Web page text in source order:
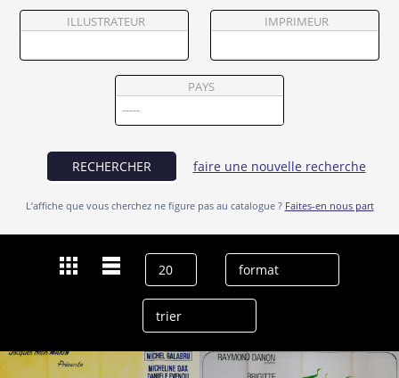
Vendre
ILLUSTRATEUR IMPRIMEUR
PAYS
RECHERCHER faire une nouvelle recherche
L’affiche que vous cherchez ne figure pas au catalogue ? Faites-en nous part